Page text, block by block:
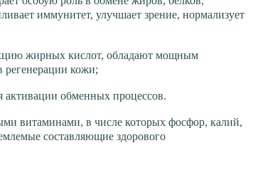
иммунитет, улучшает зрение, нормализует
жирных кислот, обладают мощным
регенерации кожи;
обменных процессов.
витаминами, в числе которых фосфор, калий,
составляющие здорового